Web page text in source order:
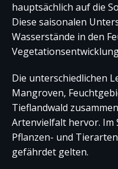
hauptsächlich auf die
Diese saisonalen
Wasserstände in den
Die unterschiedlichen
Mangroven,
Tieflandwald
Artenvielfalt hervor. Im
Pflanzen- und
gefährdet gelten.